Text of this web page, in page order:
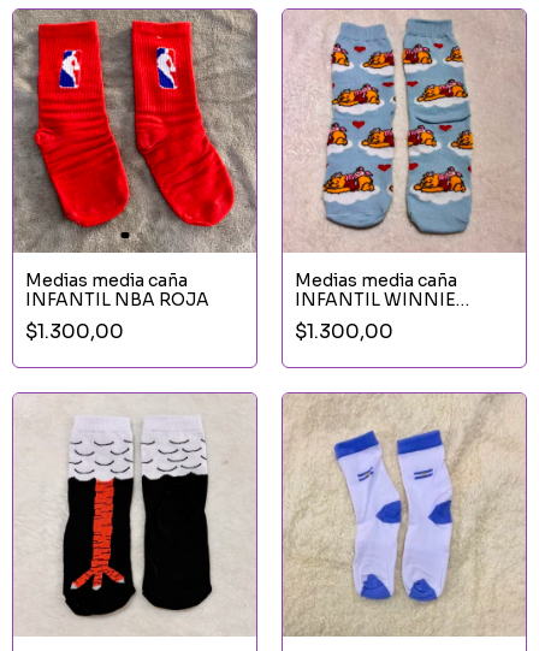
Medias media caña
INFANTIL NBA ROJA
$1.300,00
Medias media caña
INFANTIL WINNIE
POOH
$1.300,00